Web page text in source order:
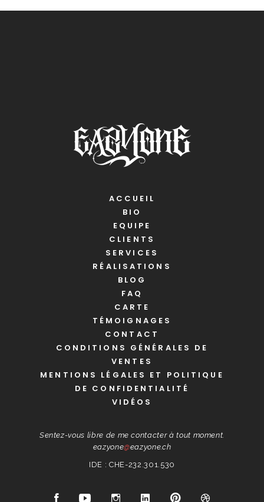
ACCUEIL
BIO
EQUIPE
CLIENTS
SERVICES
RÉALISATIONS
BLOG
FAQ
CARTE
TÉMOIGNAGES
CONTACT
CONDITIONS GÉNÉRALES DE
VENTES
MENTIONS LÉGALES ET POLITIQUE
DE CONFIDENTIALITÉ
VIDÉOS
Sentez-vous libre de me contacter à tout moment.
eazyone@eazyone.ch
IDE : CHE-232.301.530